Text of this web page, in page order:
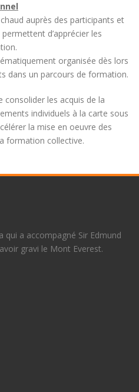
auprès des participants et
d’apprécier les
organisée dès lors
dans un parcours de formation.
les acquis de la
individuels à la carte sous
la mise en oeuvre des
formation collective.
qui a accompagné Sir Edmund
gravi le Mont Everest.